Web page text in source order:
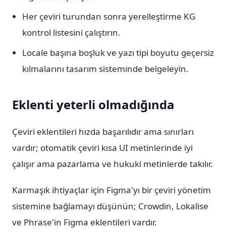
Her çeviri turundan sonra yerelleştirme KG
kontrol listesini çalıştırın.
Locale başına boşluk ve yazı tipi boyutu geçersiz
kılmalarını tasarım sisteminde belgeleyin.
Eklenti yeterli olmadığında
Çeviri eklentileri hızda başarılıdır ama sınırları
vardır; otomatik çeviri kısa UI metinlerinde iyi
çalışır ama pazarlama ve hukuki metinlerde takılır.
Karmaşık ihtiyaçlar için Figma'yı bir çeviri yönetim
sistemine bağlamayı düşünün; Crowdin, Lokalise
ve Phrase'in Figma eklentileri vardır.